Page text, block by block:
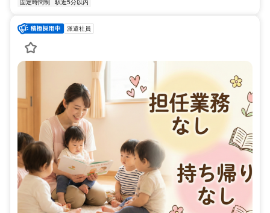
固定時間制 駅近5分以内
派遣社員